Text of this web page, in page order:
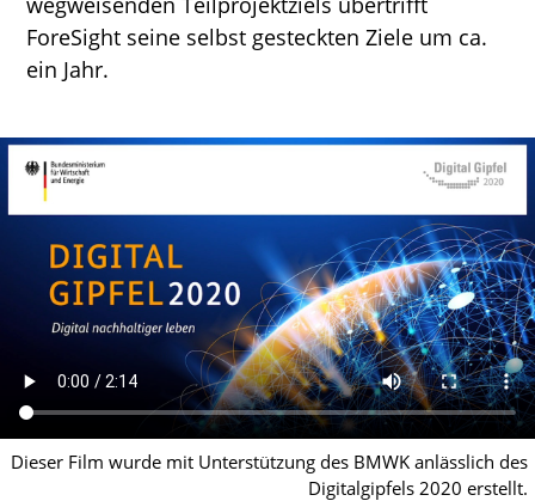
ForeSight seine selbst gesteckten Ziele um ca.
ein Jahr.
Dieser Film wurde mit Unterstützung des BMWK anlässlich des
Digitalgipfels 2020 erstellt.